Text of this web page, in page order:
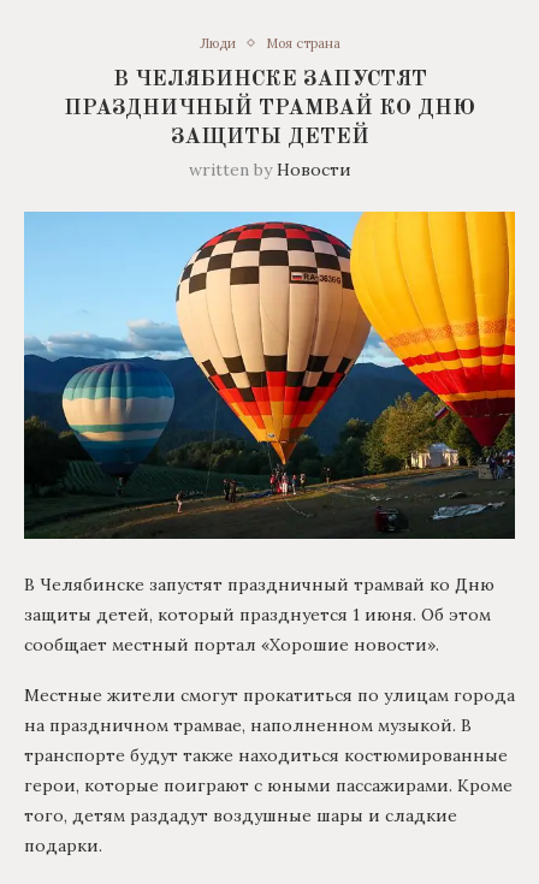
Люди Моя страна
В ЧЕЛЯБИНСКЕ ЗАПУСТЯТ
ПРАЗДНИЧНЫЙ ТРАМВАЙ КО ДНЮ
ЗАЩИТЫ ДЕТЕЙ
written byНовости
В Челябинске запустят праздничный трамвай ко Дню
защиты детей, который празднуется 1 июня. Об этом
сообщает местный портал «Хорошие новости».
Местные жители смогут прокатиться по улицам города
на праздничном трамвае, наполненном музыкой. В
транспорте будут также находиться костюмированные
герои, которые поиграют с юными пассажирами. Кроме
того, детям раздадут воздушные шары и сладкие
подарки.